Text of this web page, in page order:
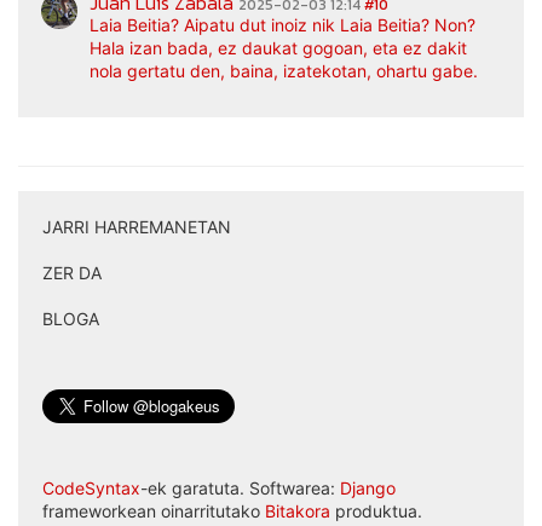
2025-02-03 12:14#10
Laia Beitia? Aipatu dut inoiz nik Laia Beitia? Non?
Hala izan bada, ez daukat gogoan, eta ez dakit
nola gertatu den, baina, izatekotan, ohartu gabe.
JARRI HARREMANETAN
ZER DA
BLOGA
CodeSyntax-ek garatuta. Softwarea: Django
frameworkean oinarritutako Bitakora produktua.